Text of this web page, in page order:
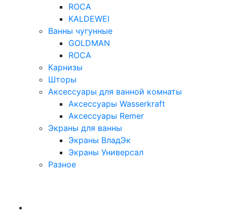
ROCA
KALDEWEI
Ванны чугунные
GOLDMAN
ROCA
Карнизы
Шторы
Аксессуары для ванной комнаты
Аксессуары Wasserkraft
Аксессуары Remer
Экраны для ванны
Экраны ВладЭк
Экраны Универсал
Разное